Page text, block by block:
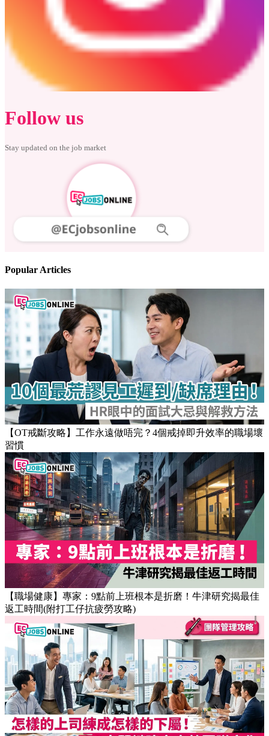
Follow us
Stay updated on the job market
Popular Articles
【OT戒斷攻略】工作永遠做唔完？4個戒掉即升效率的職場壞
習慣
【職場健康】專家：9點前上班根本是折磨！牛津研究揭最佳
返工時間(附打工仔抗疲勞攻略)